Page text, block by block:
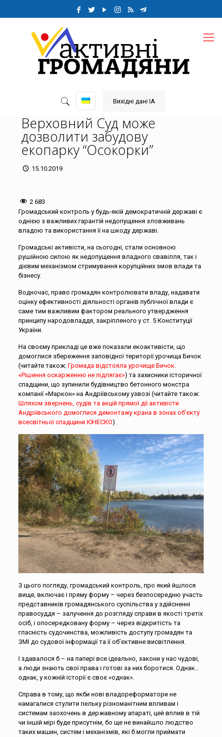
Вихідні дані ІА
Верховний Суд може
дозволити забудову
екопарку “Осокорки”
15.10.2019
2 683
Громадський контроль у будь-якій демократичній державі є
однією з важливих гарантій недопущення зловживань
владою та використання її на шкоду державі.
Громадські активісти, на сьогодні, стали основною
рушійною силою як недопущення владного свавілля, так і
дієвим механізмом стримування корупційних змов влади та
бізнесу.
Водночас, право громадян контролювати владу, надавати
оцінку ефективності діяльності органів публічної влади є
саме тим важливим фактором реального утвердження
принципу народовладдя, закріпленого у ст. 5 Конституції
України.
На своєму прикладі це вже показали екоактивісти, що
домоглися збереження заповідної території урочища Бичок
(читайте також: Громада відстояла урочище Бичок.
«Рішення оскарженню не підлягає») та захисники історичної
спадщини, що зупинили будівництво бетонного монстра
компанії «Маркон» на Андріївському узвозі (читайте також:
Шляхом звернень, судів та акцій прямої дії активісти
Андріївського домоглися демонтажу крана в зонах об’єкту
всесвітньої спадщини ЮНЕСКО)
З цього погляду, громадський контроль, про який йшлося
вище, включає і пряму форму – через безпосередню участь
представників громадянського суспільства у здійсненні
правосуддя – залучення до розгляду справи в якості третіх
осіб, і опосередковану форму – через відкритість та
гласність судочинства, можливість доступу громадян та
ЗМІ до судової інформації та її об’єктивне висвітлення.
І здавалося б – на папері все ідеально, закони у нас чудові,
а люди знають свої права і готові за них боротися. Однак…
однак, у кожній історії є своє «однак».
Справа в тому, що якби нові владореформатори не
намагалися стулити пельку різноманітним впливам і
системам заохочень в державному апараті, цей вплив в тій
чи іншій мірі буде присутнім, бо ще не винайшло людство
таких машин, систем і механізмів, які б могли приймати